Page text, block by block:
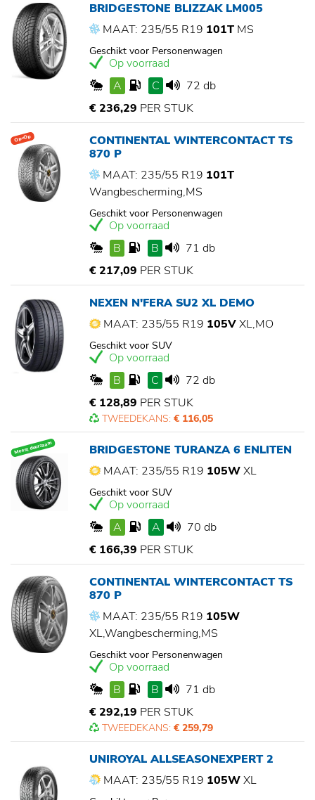
BRIDGESTONE BLIZZAK LM005
MAAT: 235/55 R19 101T MS
Geschikt voor Personenwagen
Op voorraad
A
C
72 db
€ 236,29 PER STUK
Op=Op
CONTINENTAL WINTERCONTACT TS
870 P
MAAT: 235/55 R19 101T
Wangbescherming,MS
Geschikt voor Personenwagen
Op voorraad
B
B
71 db
€ 217,09 PER STUK
NEXEN N'FERA SU2 XL DEMO
MAAT: 235/55 R19 105VXL,MO
Geschikt voor SUV
Op voorraad
B
C
72 db
€ 128,89 PER STUK
TWEEDEKANS: € 116,05
Meest duurzaam
BRIDGESTONE TURANZA 6 ENLITEN
MAAT: 235/55 R19 105WXL
Geschikt voor SUV
Op voorraad
A
A
70 db
€ 166,39 PER STUK
CONTINENTAL WINTERCONTACT TS
870 P
MAAT: 235/55 R19 105W
XL,Wangbescherming,MS
Geschikt voor Personenwagen
Op voorraad
B
B
71 db
€ 292,19 PER STUK
TWEEDEKANS: € 259,79
UNIROYAL ALLSEASONEXPERT 2
MAAT: 235/55 R19 105WXL